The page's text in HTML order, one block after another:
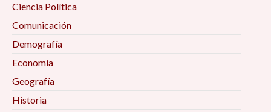
Ciencia Política
Comunicación
Demografía
Economía
Geografía
Historia